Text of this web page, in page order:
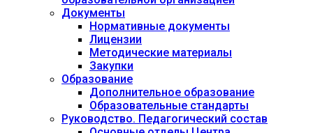
Документы
Нормативные документы
Лицензии
Методические материалы
Закупки
Образование
Дополнительное образование
Образовательные стандарты
Руководство. Педагогический состав